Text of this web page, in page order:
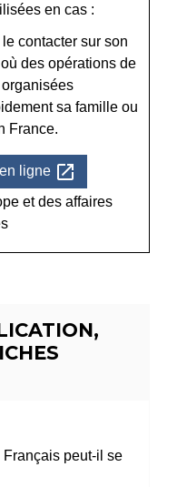
en cas :
contacter sur son
des opérations de
sa famille ou
France.
ligne open_in_new
et des affaires
peut-il se